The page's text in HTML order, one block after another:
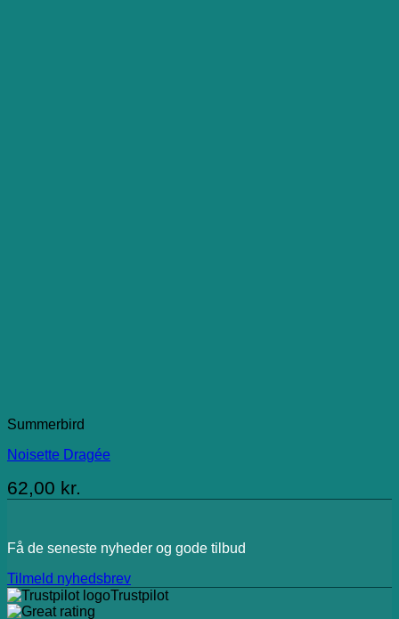
Summerbird
Noisette Dragée
62,00 kr.
Få de seneste nyheder og gode tilbud
Tilmeld nyhedsbrev
Trustpilot